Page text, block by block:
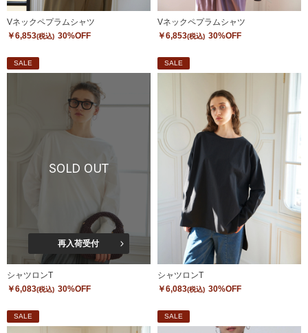
Vネックペプラムシャツ
￥6,853(税込) 30%OFF
Vネックペプラムシャツ
￥6,853(税込) 30%OFF
SALE
SOLD OUT
再入荷受付
シャツロンT
￥6,083(税込) 30%OFF
SALE
シャツロンT
￥6,083(税込) 30%OFF
SALE SALE